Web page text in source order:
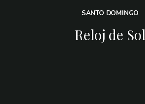
SANTO DOMINGO
Reloj de Sol